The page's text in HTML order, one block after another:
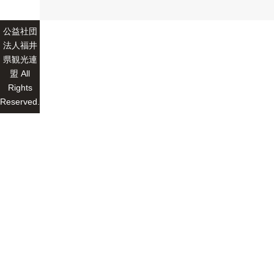
公益社団
法人福井
県観光連
盟 All
Rights
Reserved.